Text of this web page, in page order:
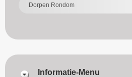
Dorpen Rondom
Informatie-Menu